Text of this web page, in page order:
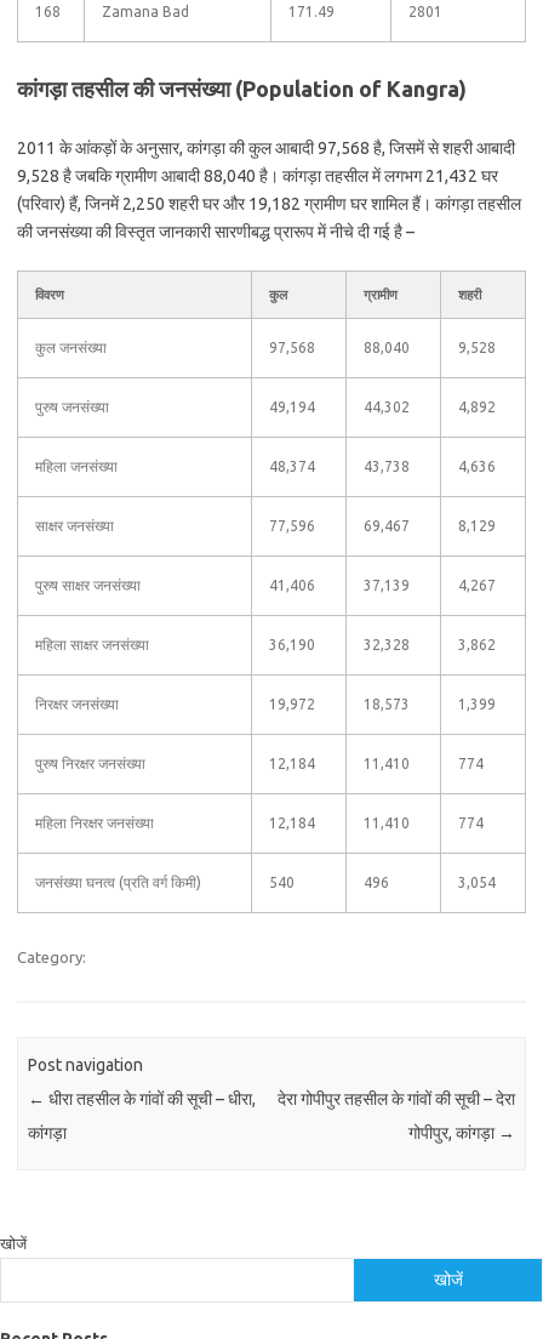
168 Zamana Bad 171.49 2801
कांगड़ा तहसील की जनसंख्या (Population of Kangra)
2011 के आंकड़ों के अनुसार, कांगड़ा की कुल आबादी 97,568 है, जिसमें से शहरी आबादी
9,528 है जबकि ग्रामीण आबादी 88,040 है। कांगड़ा तहसील में लगभग 21,432 घर
(परिवार) हैं, जिनमें 2,250 शहरी घर और 19,182 ग्रामीण घर शामिल हैं। कांगड़ा तहसील
की जनसंख्या की विस्तृत जानकारी सारणीबद्ध प्रारूप में नीचे दी गई है –
विवरण कुल ग्रामीण शहरी
कुल जनसंख्या 97,568 88,040 9,528
पुरुष जनसंख्या 49,194 44,302 4,892
महिला जनसंख्या 48,374 43,738 4,636
साक्षर जनसंख्या 77,596 69,467 8,129
पुरुष साक्षर जनसंख्या 41,406 37,139 4,267
महिला साक्षर जनसंख्या 36,190 32,328 3,862
निरक्षर जनसंख्या 19,972 18,573 1,399
पुरुष निरक्षर जनसंख्या 12,184 11,410 774
महिला निरक्षर जनसंख्या 12,184 11,410 774
जनसंख्या घनत्व (प्रति वर्ग किमी) 540 496 3,054
Category:
Post navigation
← धीरा तहसील के गांवों की सूची – धीरा,
कांगड़ा
देरा गोपीपुर तहसील के गांवों की सूची – देरा
गोपीपुर, कांगड़ा →
खोजें
खोजें